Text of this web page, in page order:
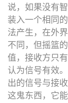
说，如果没有
装入一个相同
法产生，在外
不同，但摇篮
值，接收方只
认为信号有效
出的信号与接
这鬼东西，它